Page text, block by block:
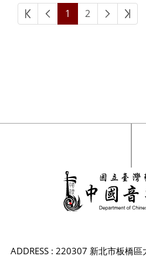
1 2
ADDRESS : 220307 新北市板橋